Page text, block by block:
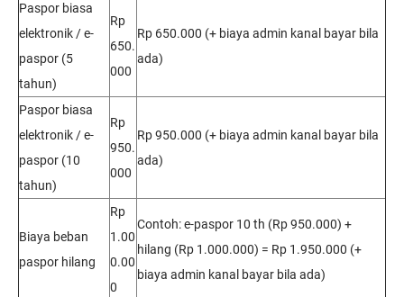
Paspor biasa
elektronik / e-
paspor (5
tahun)
Rp
650.
000
Rp 650.000 (+ biaya admin kanal bayar bila
ada)
Paspor biasa
elektronik / e-
paspor (10
tahun)
Rp
950.
000
Rp 950.000 (+ biaya admin kanal bayar bila
ada)
Biaya beban
paspor hilang
Rp
1.00
0.00
0
Contoh: e-paspor 10 th (Rp 950.000) +
hilang (Rp 1.000.000) = Rp 1.950.000 (+
biaya admin kanal bayar bila ada)